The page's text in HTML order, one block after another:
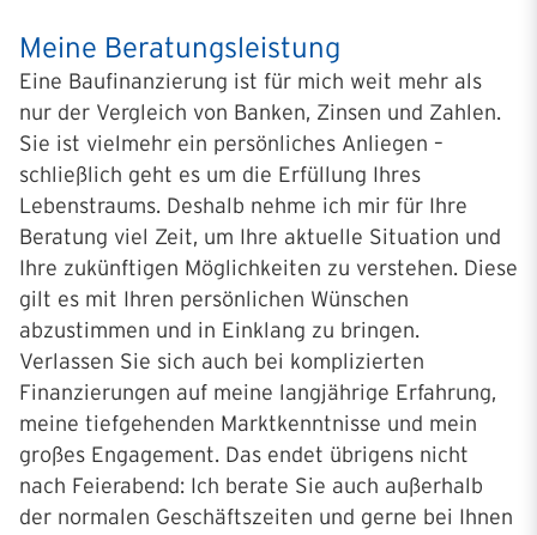
Meine Beratungsleistung
Eine Baufinanzierung ist für mich weit mehr als
nur der Vergleich von Banken, Zinsen und Zahlen.
Sie ist vielmehr ein persönliches Anliegen –
schließlich geht es um die Erfüllung Ihres
Lebenstraums. Deshalb nehme ich mir für Ihre
Beratung viel Zeit, um Ihre aktuelle Situation und
Ihre zukünftigen Möglichkeiten zu verstehen. Diese
gilt es mit Ihren persönlichen Wünschen
abzustimmen und in Einklang zu bringen.
Verlassen Sie sich auch bei komplizierten
Finanzierungen auf meine langjährige Erfahrung,
meine tiefgehenden Marktkenntnisse und mein
großes Engagement. Das endet übrigens nicht
nach Feierabend: Ich berate Sie auch außerhalb
der normalen Geschäftszeiten und gerne bei Ihnen